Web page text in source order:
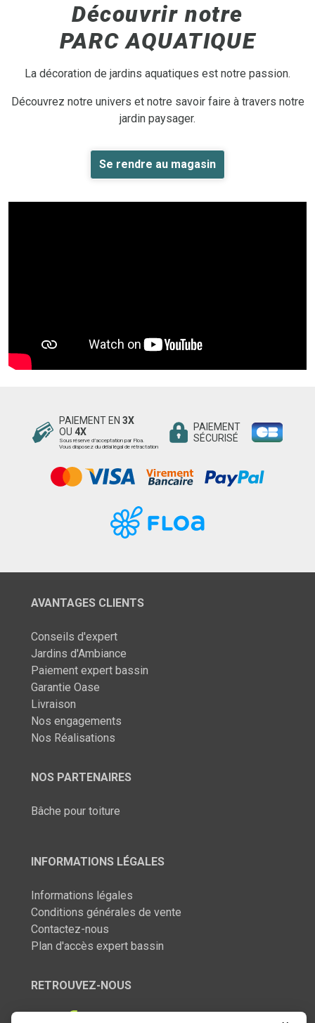
Découvrir notre
PARC AQUATIQUE
La décoration de jardins aquatiques est notre passion.
Découvrez notre univers et notre savoir faire à travers notre
jardin paysager.
Se rendre au magasin
PAIEMENT EN 3X
OU 4X
Sous réserve d’acceptation par Floa.
Vous disposez du délai légal de rétractation
PAIEMENT
SÉCURISÉ
AVANTAGES CLIENTS
Conseils d'expert
Jardins d'Ambiance
Paiement expert bassin
Garantie Oase
Livraison
Nos engagements
Nos Réalisations
NOS PARTENAIRES
Bâche pour toiture
INFORMATIONS LÉGALES
Informations légales
Conditions générales de vente
Contactez-nous
Plan d'accès expert bassin
RETROUVEZ-NOUS